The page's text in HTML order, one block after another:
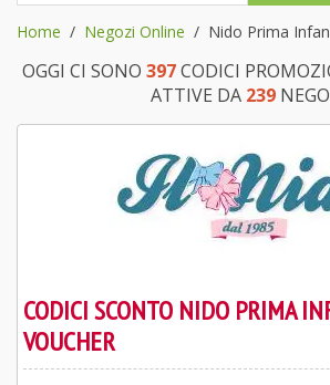
Home Negozi Online Nido Prima
OGGI CI SONO 397CODICI
ATTIVE DA 239
CODICI SCONTO NIDO PRIMA
VOUCHER